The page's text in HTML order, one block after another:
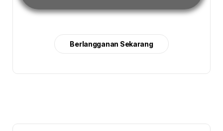
Berlangganan Sekarang